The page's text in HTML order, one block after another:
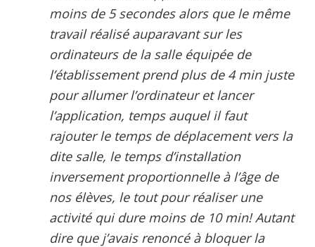
moins de 5 secondes alors que le même
travail réalisé auparavant sur les
ordinateurs de la salle équipée de
l’établissement prend plus de 4 min juste
pour allumer l’ordinateur et lancer
l’application, temps auquel il faut
rajouter le temps de déplacement vers la
dite salle, le temps d’installation
inversement proportionnelle à l’âge de
nos élèves, le tout pour réaliser une
activité qui dure moins de 10 min! Autant
dire que j’avais renoncé à bloquer la